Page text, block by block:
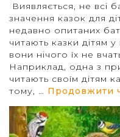
"
Виявляється, не всі
значення казок для
недавно опитаних
читають казки дітям
вони нічого їх не
Наприклад, одна з
читають своїм дітям
тому, … Продовжити